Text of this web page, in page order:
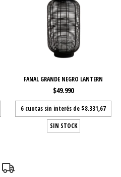
FANAL GRANDE NEGRO LANTERN
$49.990
6 cuotas sin interés de $8.331,67
SIN STOCK